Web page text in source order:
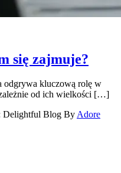
się zajmuje?
odgrywa kluczową rolę w
od ich wielkości […]
Delightful Blog ByAdore